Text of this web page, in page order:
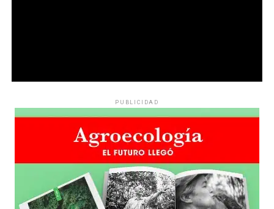
PUBLICIDAD